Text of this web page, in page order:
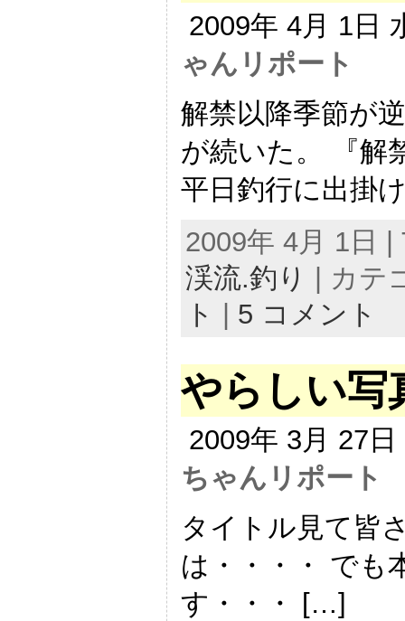
2009年 4月 1日
ゃんリポート
解禁以降季節が
が続いた。 『解
平日釣行に出掛
2009年 4月 1日
渓流.釣り
| カテ
ト
5 コメント
やらしい写
2009年 3月 27
ちゃんリポート
タイトル見て皆
は・・・・ でも
す・・・ […]